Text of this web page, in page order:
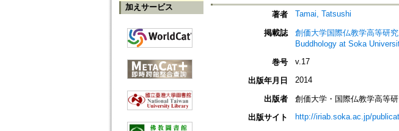
加えサービス
著者 Tamai, Tatsushi
掲載誌
創価大学国際仏教学高等研
Buddhology at Soka
巻号
v.17
出版年月日 2014
出版者
創価大学・国際仏教学高等
出版サイト
http://iriab.soka.ac.jp/